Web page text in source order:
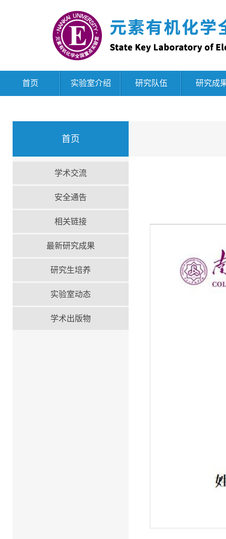
首页 实验室介绍 研究队伍 研究成
首页
学术交流
安全通告
相关链接
最新研究成果
研究生培养
实验室动态
学术出版物